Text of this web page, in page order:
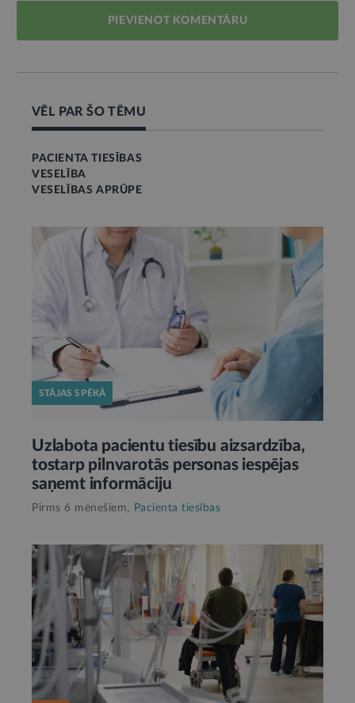
PIEVIENOT KOMENTĀRU
VĒL PAR ŠO TĒMU
PACIENTA TIESĪBAS
VESELĪBA
VESELĪBAS APRŪPE
STĀJAS SPĒKĀ
Uzlabota pacientu tiesību aizsardzība,
tostarp pilnvarotās personas iespējas
saņemt informāciju
Pirms 6 mēnešiem, Pacienta tiesības